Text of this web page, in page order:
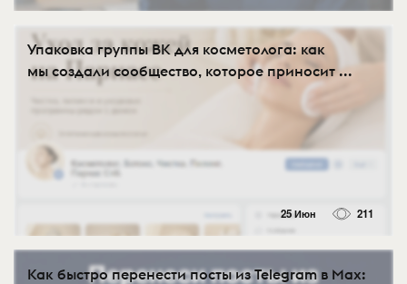
Упаковка группы ВК для косметолога: как
мы создали сообщество, которое приносит ...
25 Июн 211
Как быстро перенести посты из Telegram в Max: